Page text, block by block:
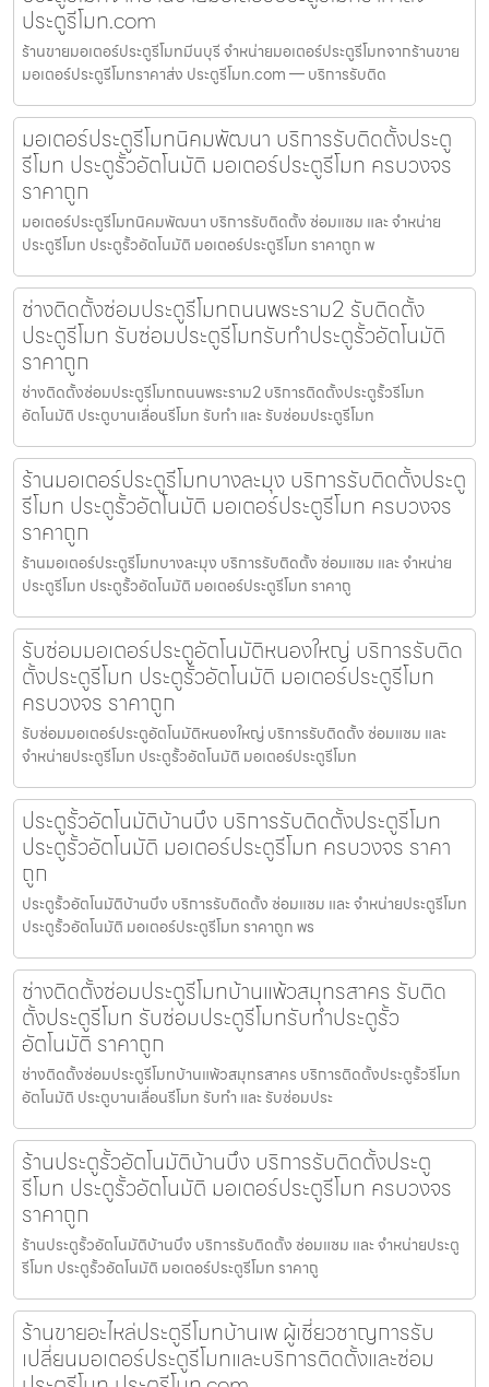
ประตูรีโมท.com
ร้านขายมอเตอร์ประตูรีโมทมีนบุรี จำหน่ายมอเตอร์ประตูรีโมทจากร้านขาย
มอเตอร์ประตูรีโมทราคาส่ง ประตูรีโมท.com — บริการรับติด
มอเตอร์ประตูรีโมทนิคมพัฒนา บริการรับติดตั้งประตู
รีโมท ประตูรั้วอัตโนมัติ มอเตอร์ประตูรีโมท ครบวงจร
ราคาถูก
มอเตอร์ประตูรีโมทนิคมพัฒนา บริการรับติดตั้ง ซ่อมแซม และ จำหน่าย
ประตูรีโมท ประตูรั้วอัตโนมัติ มอเตอร์ประตูรีโมท ราคาถูก พ
ช่างติดตั้งซ่อมประตูรีโมทถนนพระราม2 รับติดตั้ง
ประตูรีโมท รับซ่อมประตูรีโมทรับทำประตูรั้วอัตโนมัติ
ราคาถูก
ช่างติดตั้งซ่อมประตูรีโมทถนนพระราม2 บริการติดตั้งประตูรั้วรีโมท
อัตโนมัติ ประตูบานเลื่อนรีโมท รับทำ และ รับซ่อมประตูรีโมท
ร้านมอเตอร์ประตูรีโมทบางละมุง บริการรับติดตั้งประตู
รีโมท ประตูรั้วอัตโนมัติ มอเตอร์ประตูรีโมท ครบวงจร
ราคาถูก
ร้านมอเตอร์ประตูรีโมทบางละมุง บริการรับติดตั้ง ซ่อมแซม และ จำหน่าย
ประตูรีโมท ประตูรั้วอัตโนมัติ มอเตอร์ประตูรีโมท ราคาถู
รับซ่อมมอเตอร์ประตูอัตโนมัติหนองใหญ่ บริการรับติด
ตั้งประตูรีโมท ประตูรั้วอัตโนมัติ มอเตอร์ประตูรีโมท
ครบวงจร ราคาถูก
รับซ่อมมอเตอร์ประตูอัตโนมัติหนองใหญ่ บริการรับติดตั้ง ซ่อมแซม และ
จำหน่ายประตูรีโมท ประตูรั้วอัตโนมัติ มอเตอร์ประตูรีโมท
ประตูรั้วอัตโนมัติบ้านบึง บริการรับติดตั้งประตูรีโมท
ประตูรั้วอัตโนมัติ มอเตอร์ประตูรีโมท ครบวงจร ราคา
ถูก
ประตูรั้วอัตโนมัติบ้านบึง บริการรับติดตั้ง ซ่อมแซม และ จำหน่ายประตูรีโมท
ประตูรั้วอัตโนมัติ มอเตอร์ประตูรีโมท ราคาถูก พร
ช่างติดตั้งซ่อมประตูรีโมทบ้านแพ้วสมุทรสาคร รับติด
ตั้งประตูรีโมท รับซ่อมประตูรีโมทรับทำประตูรั้ว
อัตโนมัติ ราคาถูก
ช่างติดตั้งซ่อมประตูรีโมทบ้านแพ้วสมุทรสาคร บริการติดตั้งประตูรั้วรีโมท
อัตโนมัติ ประตูบานเลื่อนรีโมท รับทำ และ รับซ่อมประ
ร้านประตูรั้วอัตโนมัติบ้านบึง บริการรับติดตั้งประตู
รีโมท ประตูรั้วอัตโนมัติ มอเตอร์ประตูรีโมท ครบวงจร
ราคาถูก
ร้านประตูรั้วอัตโนมัติบ้านบึง บริการรับติดตั้ง ซ่อมแซม และ จำหน่ายประตู
รีโมท ประตูรั้วอัตโนมัติ มอเตอร์ประตูรีโมท ราคาถู
ร้านขายอะไหล่ประตูรีโมทบ้านเพ ผู้เชี่ยวชาญการรับ
เปลี่ยนมอเตอร์ประตูรีโมทและบริการติดตั้งและซ่อม